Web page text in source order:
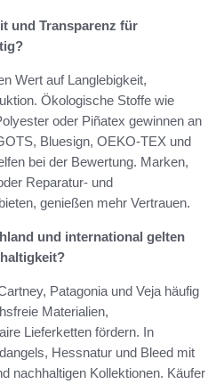
und Transparenz für
Wert auf Langlebigkeit,
Ökologische Stoffe wie
oder Piñatex gewinnen an
Bluesign, OEKO‑TEX und
bei der Bewertung. Marken,
Reparatur- und
genießen mehr Vertrauen.
und international gelten
Patagonia und Veja häufig
Materialien,
Lieferketten fördern. In
Hessnatur und Bleed mit
nachhaltigen Kollektionen. Käufer